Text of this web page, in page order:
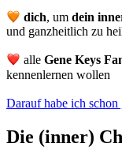
dich, umdein
und ganzheitlich zu
alleGene Keys
kennenlernen wollen
Darauf habe ich schon
Die (inner)